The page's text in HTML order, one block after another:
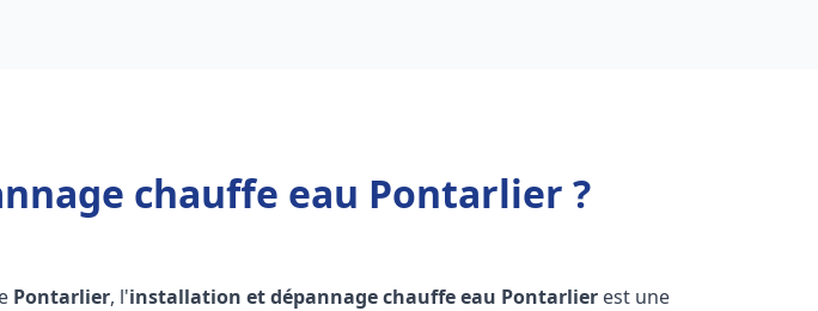
chauffe eau Pontarlier ?
Pontarlier, l'installation et dépannage chauffe eau Pontarlier est une